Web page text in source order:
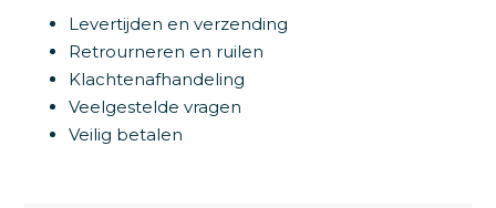
Levertijden en verzending
Retrourneren en ruilen
Klachtenafhandeling
Veelgestelde vragen
Veilig betalen